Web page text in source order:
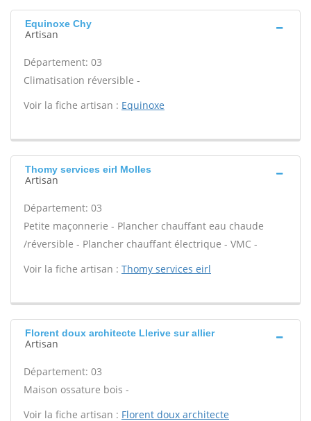
Equinoxe Chy
Artisan
Département: 03
Climatisation réversible -
Voir la fiche artisan : Equinoxe
Thomy services eirl Molles
Artisan
Département: 03
Petite maçonnerie - Plancher chauffant eau chaude
/réversible - Plancher chauffant électrique - VMC -
Voir la fiche artisan : Thomy services eirl
Florent doux architecte Llerive sur allier
Artisan
Département: 03
Maison ossature bois -
Voir la fiche artisan : Florent doux architecte